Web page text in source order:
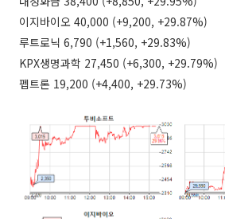
이지바이오 40,000 (+9,200, +29.87%)
루트로닉 6,790 (+1,560, +29.83%)
KPX생명과학 27,450 (+6,300, +29.79%)
펩트론 19,200 (+4,400, +29.73%)